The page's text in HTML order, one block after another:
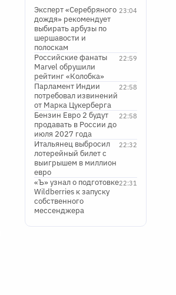
23:04
Эксперт «Серебряного
дождя» рекомендует
выбирать арбузы по
шершавости и
полоскам
22:59
Российские фанаты
Marvel обрушили
рейтинг «Колобка»
22:58
Парламент Индии
потребовал извинений
от Марка Цукерберга
22:58
Бензин Евро 2 будут
продавать в России до
июля 2027 года
22:32
Итальянец выбросил
лотерейный билет с
выигрышем в миллион
евро
22:31
«Ъ» узнал о подготовке
Wildberries к запуску
собственного
мессенджера